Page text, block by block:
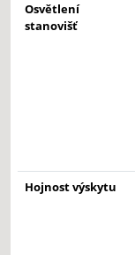
Osvětlení
stanovišť
Hojnost výskytu